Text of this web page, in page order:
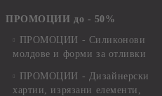
ПРОМОЦИИ до - 50%
ПРОМОЦИИ - Силиконови
молдове и форми за отливки
ПРОМОЦИИ - Дизайнерски
хартии, изрязани елементи,